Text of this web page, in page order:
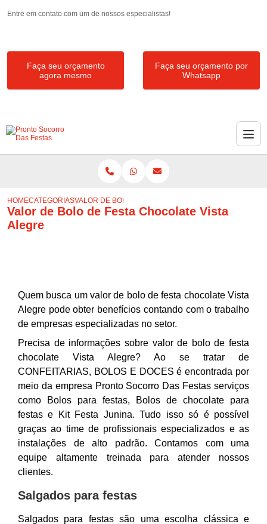
Entre em contato com um de nossos especialistas!
Faça seu orçamento
agora mesmo
Faça seu orçamento por
Whatsapp
HOMECATEGORIASVALOR DE BOLO DE FESTA CHOCOLATE VISTA ALEGRE
Valor de Bolo de Festa Chocolate Vista
Alegre
Quem busca um valor de bolo de festa chocolate Vista
Alegre pode obter benefícios contando com o trabalho
de empresas especializadas no setor.
Precisa de informações sobre valor de bolo de festa
chocolate Vista Alegre? Ao se tratar de
CONFEITARIAS, BOLOS E DOCES é encontrada por
meio da empresa Pronto Socorro Das Festas serviços
como Bolos para festas, Bolos de chocolate para
festas e Kit Festa Junina. Tudo isso só é possível
graças ao time de profissionais especializados e as
instalações de alto padrão. Contamos com uma
equipe altamente treinada para atender nossos
clientes.
Salgados para festas
Salgados para festas são uma escolha clássica e